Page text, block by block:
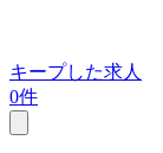
キープした求人
0件